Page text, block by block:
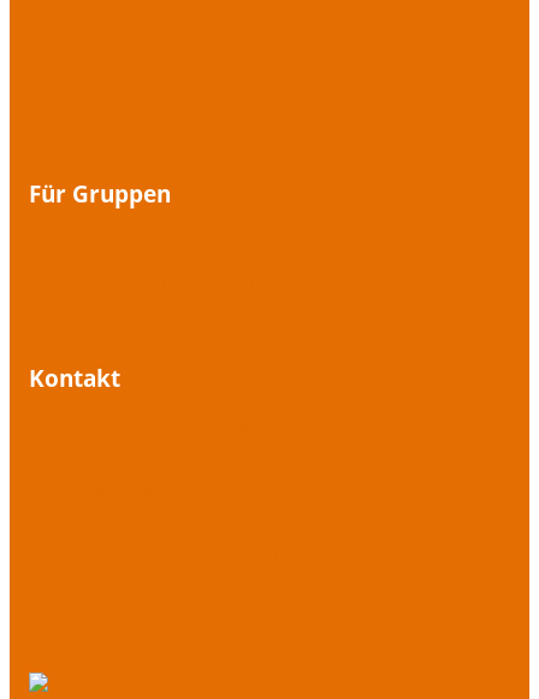
Für Gruppen
Kontakt